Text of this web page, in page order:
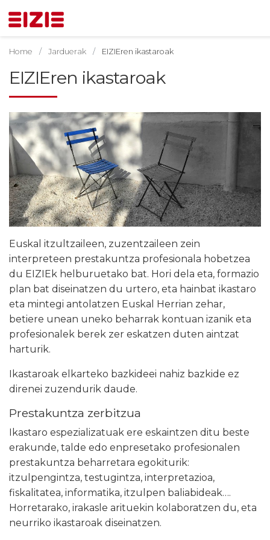
Home Jarduerak EIZIEren ikastaroak
EIZIEren ikastaroak
Euskal itzultzaileen, zuzentzaileen zein
interpreteen prestakuntza profesionala hobetzea
du EIZIEk helburuetako bat. Hori dela eta, formazio
plan bat diseinatzen du urtero, eta hainbat ikastaro
eta mintegi antolatzen Euskal Herrian zehar,
betiere unean uneko beharrak kontuan izanik eta
profesionalek berek zer eskatzen duten aintzat
harturik.
Ikastaroak elkarteko bazkideei nahiz bazkide ez
direnei zuzendurik daude.
Prestakuntza zerbitzua
Ikastaro espezializatuak ere eskaintzen ditu beste
erakunde, talde edo enpresetako profesionalen
prestakuntza beharretara egokiturik:
itzulpengintza, testugintza, interpretazioa,
fiskalitatea, informatika, itzulpen baliabideak….
Horretarako, irakasle arituekin kolaboratzen du, eta
neurriko ikastaroak diseinatzen.